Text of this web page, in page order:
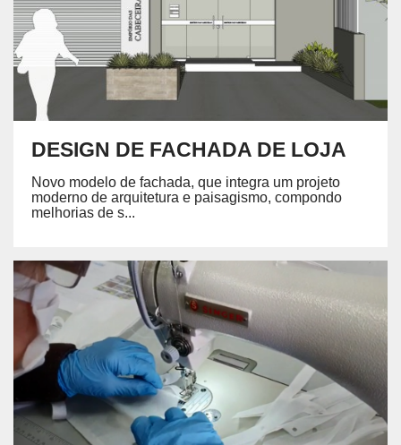
DESIGN DE FACHADA DE LOJA
Novo modelo de fachada, que integra um projeto
moderno de arquitetura e paisagismo, compondo
melhorias de s...